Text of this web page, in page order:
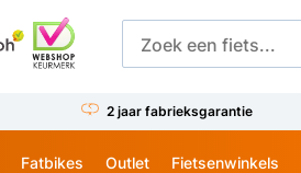
2 jaar fabrieksgarantie
Fatbikes Outlet Fietsenwinkels